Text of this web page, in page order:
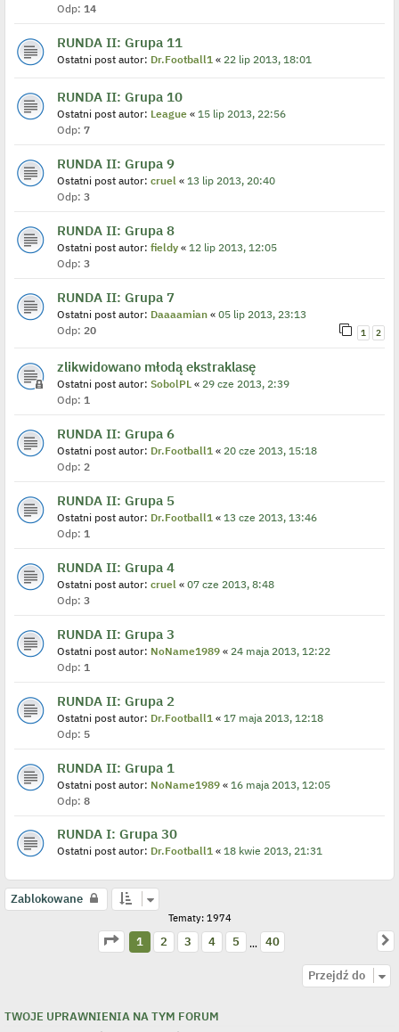
Odp: 14
RUNDA II: Grupa 11
Ostatni post autor: Dr.Football1 « 22 lip 2013, 18:01
RUNDA II: Grupa 10
Ostatni post autor: League « 15 lip 2013, 22:56
Odp: 7
RUNDA II: Grupa 9
Ostatni post autor: cruel « 13 lip 2013, 20:40
Odp: 3
RUNDA II: Grupa 8
Ostatni post autor: fieldy « 12 lip 2013, 12:05
Odp: 3
RUNDA II: Grupa 7
Ostatni post autor: Daaaamian « 05 lip 2013, 23:13
Odp: 20 1 2
zlikwidowano młodą ekstraklasę
Ostatni post autor: SobolPL « 29 cze 2013, 2:39
Odp: 1
RUNDA II: Grupa 6
Ostatni post autor: Dr.Football1 « 20 cze 2013, 15:18
Odp: 2
RUNDA II: Grupa 5
Ostatni post autor: Dr.Football1 « 13 cze 2013, 13:46
Odp: 1
RUNDA II: Grupa 4
Ostatni post autor: cruel « 07 cze 2013, 8:48
Odp: 3
RUNDA II: Grupa 3
Ostatni post autor: NoName1989 « 24 maja 2013, 12:22
Odp: 1
RUNDA II: Grupa 2
Ostatni post autor: Dr.Football1 « 17 maja 2013, 12:18
Odp: 5
RUNDA II: Grupa 1
Ostatni post autor: NoName1989 « 16 maja 2013, 12:05
Odp: 8
RUNDA I: Grupa 30
Ostatni post autor: Dr.Football1 « 18 kwie 2013, 21:31
Zablokowane
Tematy: 1974
Strona 1 z 40
1 2 3 4 5 … 40
Przejdź do
TWOJE UPRAWNIENIA NA TYM FORUM